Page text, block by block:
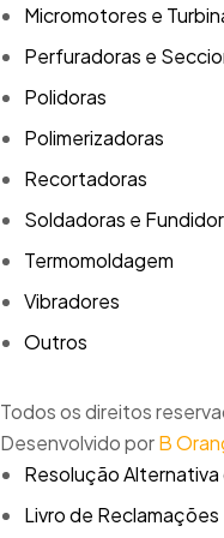
Micromotores e
Perfuradoras e
Polidoras
Polimerizadoras
Recortadoras
Soldadoras e
Termomoldagem
Vibradores
Outros
Todos os direitos
Desenvolvido porB
Resolução
Livro de Reclamações